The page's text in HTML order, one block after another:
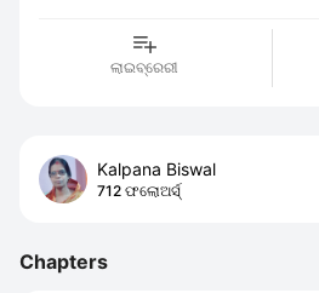
ଲାଇବ୍ରେରୀ
Kalpana Biswal
712 ଫଲୋଅର୍ସ୍
Chapters